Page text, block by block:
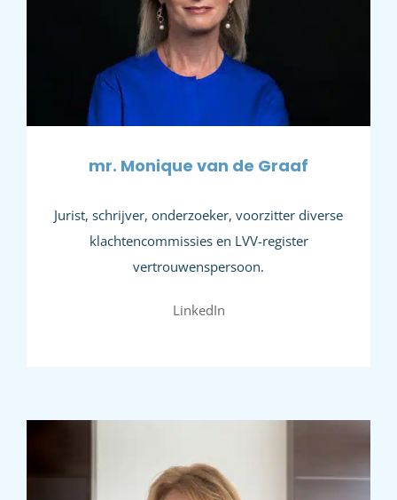
mr. Monique van de Graaf
Jurist, schrijver, onderzoeker, voorzitter diverse
klachtencommissies en LVV-register
vertrouwenspersoon.
LinkedIn